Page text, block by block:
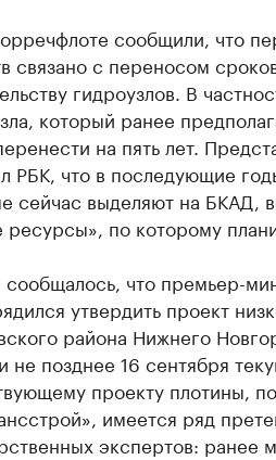
сообщили, что
связано с переносом
гидроузлов. В
который ранее
на пять лет.
РБК, что в последующие
сейчас выделяют на БКАД,
ресурсы», по которому
что премьер-
утвердить проект
района Нижнего
не позднее 16 сентября
проекту плотины,
имеется ряд
экспертов: ранее